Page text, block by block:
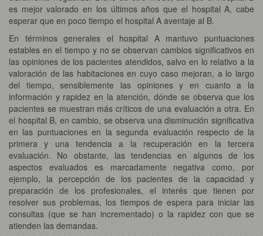
es mejor valorado en los últimos años que el hospital A, cabe
esperar que en poco tiempo el hospital A aventaje al B.
En términos generales el hospital A mantuvo puntuaciones
estables en el tiempo y no se observan cambios significativos en
las opiniones de los pacientes atendidos, salvo en lo relativo a la
valoración de las habitaciones en cuyo caso mejoran, a lo largo
del tiempo, sensiblemente las opiniones y en cuanto a la
información y rapidez en la atención, dónde se observa que los
pacientes se muestran más críticos de una evaluación a otra. En
el hospital B, en cambio, se observa una disminución significativa
en las puntuaciones en la segunda evaluación respecto de la
primera y una tendencia a la recuperación en la tercera
evaluación. No obstante, las tendencias en algunos de los
aspectos evaluados es marcadamente negativa como, por
ejemplo, la percepción de los pacientes de la capacidad y
preparación de los profesionales, el interés que tienen por
resolver sus problemas, los tiempos de espera para iniciar las
consultas (que se han incrementado) o la rapidez con que se
atienden las demandas.